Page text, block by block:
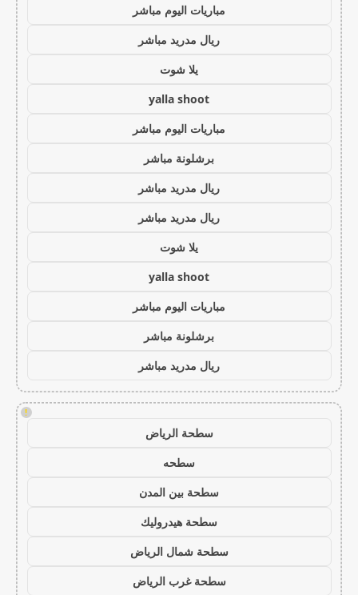
مباريات اليوم مباشر
ريال مدريد مباشر
يلا شوت
yalla shoot
مباريات اليوم مباشر
برشلونة مباشر
ريال مدريد مباشر
ريال مدريد مباشر
يلا شوت
yalla shoot
مباريات اليوم مباشر
برشلونة مباشر
ريال مدريد مباشر
!
سطحة الرياض
سطحه
سطحة بين المدن
سطحة هيدروليك
سطحة شمال الرياض
سطحة غرب الرياض